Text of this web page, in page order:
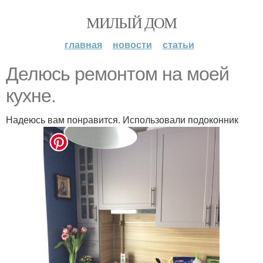
МИЛЫЙ ДОМ
главная новости статьи
Делюсь ремонтом на моей
кухне.
Надеюсь вам понравится. Использовали подоконник